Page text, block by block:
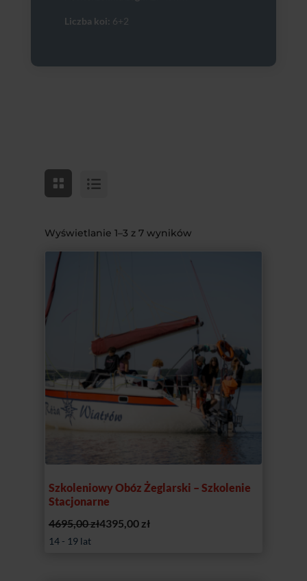
Liczba koi: 6+2
Wyświetlanie 1–3 z 7 wyników
Szkoleniowy Obóz Żeglarski – Szkolenie
Stacjonarne
4695,00złPierwotna
4395,00 złAktualna
14 - 19 lat